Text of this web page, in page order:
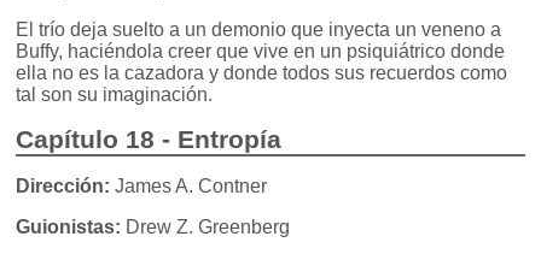
El trío deja suelto a un demonio que inyecta un veneno a
Buffy, haciéndola creer que vive en un psiquiátrico donde
ella no es la cazadora y donde todos sus recuerdos como
tal son su imaginación.
Capítulo 18 - Entropía
Dirección: James A. Contner
Guionistas: Drew Z. Greenberg